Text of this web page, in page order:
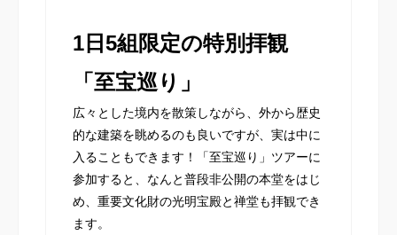
1日5組限定の特別拝観
「至宝巡り」
広々とした境内を散策しながら、外から歴史
的な建築を眺めるのも良いですが、実は中に
入ることもできます！「至宝巡り」ツアーに
参加すると、なんと普段非公開の本堂をはじ
め、重要文化財の光明宝殿と禅堂も拝観でき
ます。